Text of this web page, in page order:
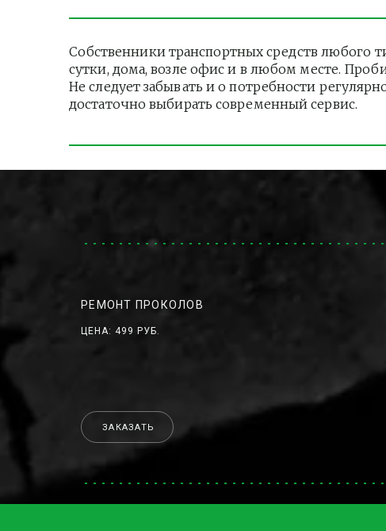
Собственники транспортных средств любого
сутки, дома, возле офис и в любом месте.
Не следует забывать и о потребности
достаточно выбирать современный сервис.
РЕМОНТ ПРОКОЛОВ
ЦЕНА: 499 РУБ.
ЗАКАЗАТЬ